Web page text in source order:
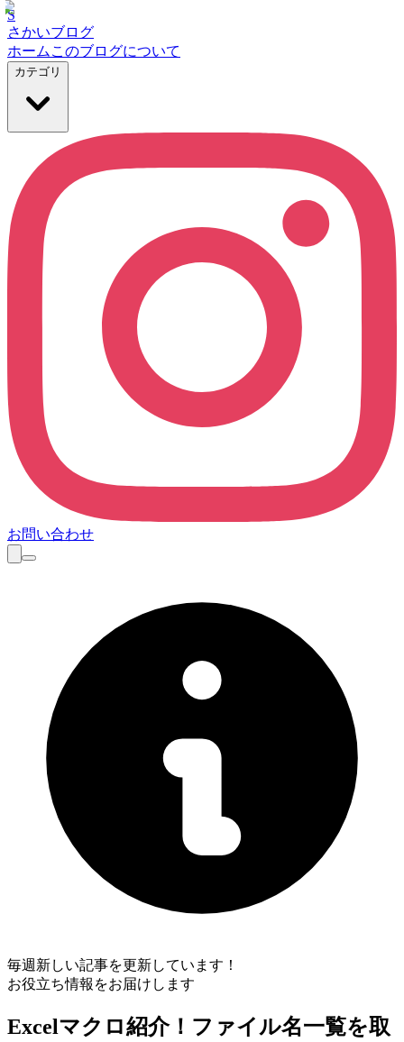
S
さかいブログ
ホーム このブログについて
カテゴリ
お問い合わせ
毎週新しい記事を更新しています！
お役立ち情報をお届けします
Excelマクロ紹介！ファイル名一覧を取